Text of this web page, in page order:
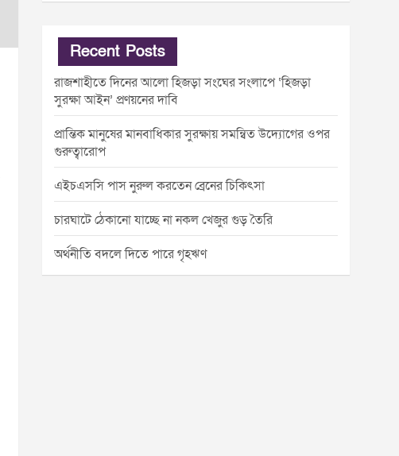
Recent Posts
রাজশাহীতে দিনের আলো হিজড়া সংঘের সংলাপে ‘হিজড়া
সুরক্ষা আইন’ প্রণয়নের দাবি
প্রান্তিক মানুষের মানবাধিকার সুরক্ষায় সমন্বিত উদ্যোগের ওপর
গুরুত্বারোপ
এইচএসসি পাস নুরুল করতেন ব্রেনের চিকিৎসা
চারঘাটে ঠেকানো যাচ্ছে না নকল খেজুর গুড় তৈরি
অর্থনীতি বদলে দিতে পারে গৃহঋণ